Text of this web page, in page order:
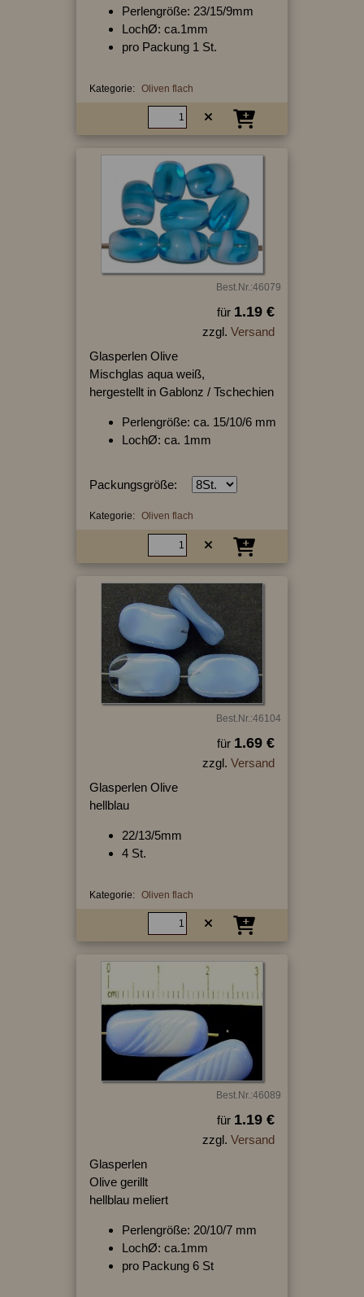
Perlengröße: 23/15/9mm
LochØ: ca.1mm
pro Packung 1 St.
Kategorie: Oliven flach
Best.Nr.:46079
für 1.19 €
zzgl. Versand
Glasperlen Olive
Mischglas aqua weiß,
hergestellt in Gablonz / Tschechien
Perlengröße: ca. 15/10/6 mm
LochØ: ca. 1mm
Packungsgröße:
Kategorie: Oliven flach
Best.Nr.:46104
für 1.69 €
zzgl. Versand
Glasperlen Olive
hellblau
22/13/5mm
4 St.
Kategorie: Oliven flach
Best.Nr.:46089
für 1.19 €
zzgl. Versand
Glasperlen
Olive gerillt
hellblau meliert
Perlengröße: 20/10/7 mm
LochØ: ca.1mm
pro Packung 6 St